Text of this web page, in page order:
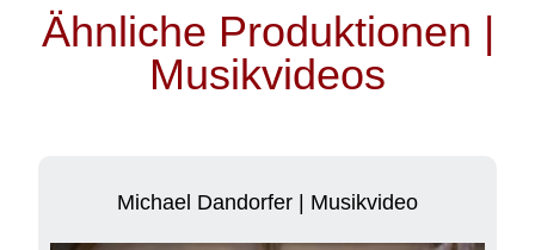
Ähnliche Produktionen |
Musikvideos
Michael Dandorfer | Musikvideo